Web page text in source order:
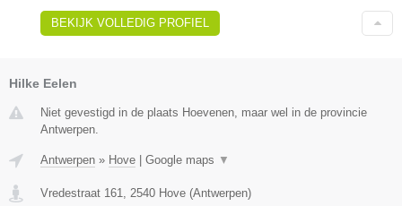
BEKIJK VOLLEDIG PROFIEL
Hilke Eelen
Niet gevestigd in de plaats Hoevenen, maar wel in de provincie
Antwerpen.
Antwerpen » Hove Google maps ▼
Vredestraat 161 2540 Hove (Antwerpen)